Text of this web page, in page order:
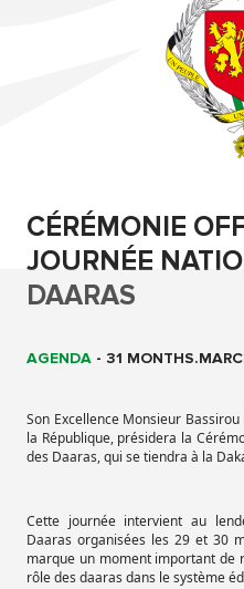
CÉRÉMONIE
JOURNÉE
DAARAS
AGENDA - 31
Son Excellence Monsieur
la République, présidera la
des Daaras, qui se tiendra à la
Cette journée intervient au
Daaras organisées les 29 et 30
marque un moment important de
rôle des daaras dans le système